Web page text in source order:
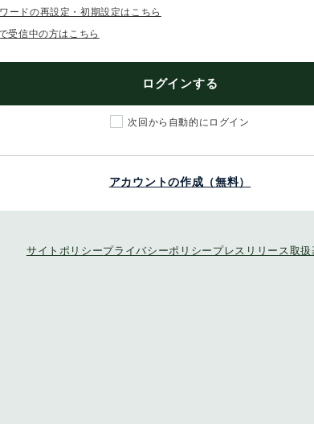
ードの再設定・初期設定はこちら
受信中の方はこちら
ログインする
次回から自動的にログイン
アカウントの作成（無料）
サイトポリシープライバシーポリシー プレスリリース取扱